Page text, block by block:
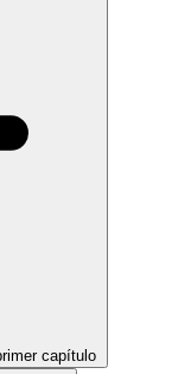
capítulo